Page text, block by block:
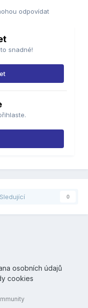
odpovídat
snadné!
Sledující 0
osobních údajů
cookies